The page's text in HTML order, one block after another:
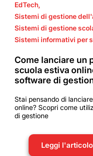
EdTech,
Sistemi di gestione
Sistemi di gestione
Sistemi informativi per
Come lanciare un
scuola estiva
software di
Stai pensando di
online? Scopri come
di gestione
Leggi